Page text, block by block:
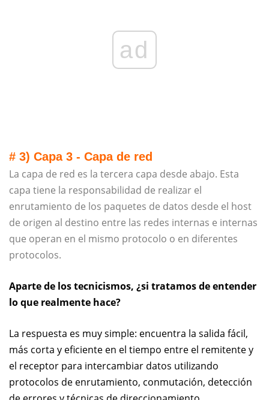
ad
# 3) Capa 3 - Capa de red
La capa de red es la tercera capa desde abajo. Esta
capa tiene la responsabilidad de realizar el
enrutamiento de los paquetes de datos desde el host
de origen al destino entre las redes internas e internas
que operan en el mismo protocolo o en diferentes
protocolos.
Aparte de los tecnicismos, ¿si tratamos de entender
lo que realmente hace?
La respuesta es muy simple: encuentra la salida fácil,
más corta y eficiente en el tiempo entre el remitente y
el receptor para intercambiar datos utilizando
protocolos de enrutamiento, conmutación, detección